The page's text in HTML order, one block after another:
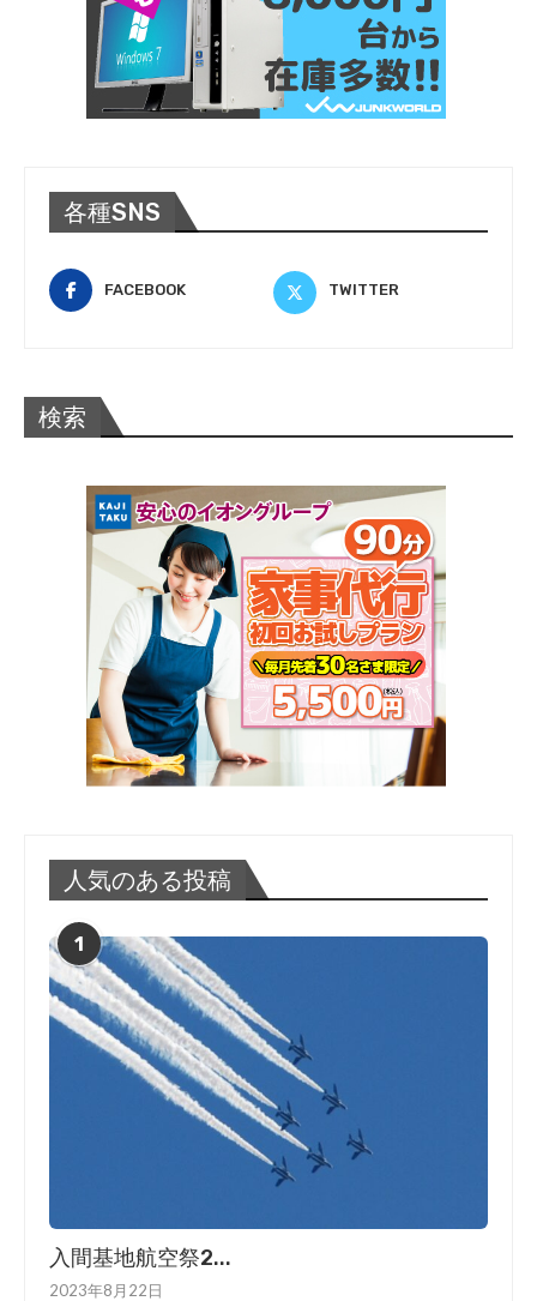
各種SNS
FACEBOOK TWITTER
検索
人気のある投稿
1
入間基地航空祭2...
2023年8月22日